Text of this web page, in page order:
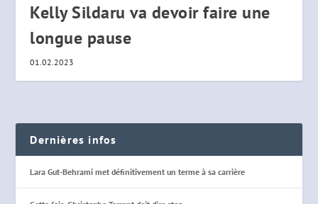
Kelly Sildaru va devoir faire une
longue pause
01.02.2023
Dernières infos
Lara Gut-Behrami met définitivement un terme à sa carrière